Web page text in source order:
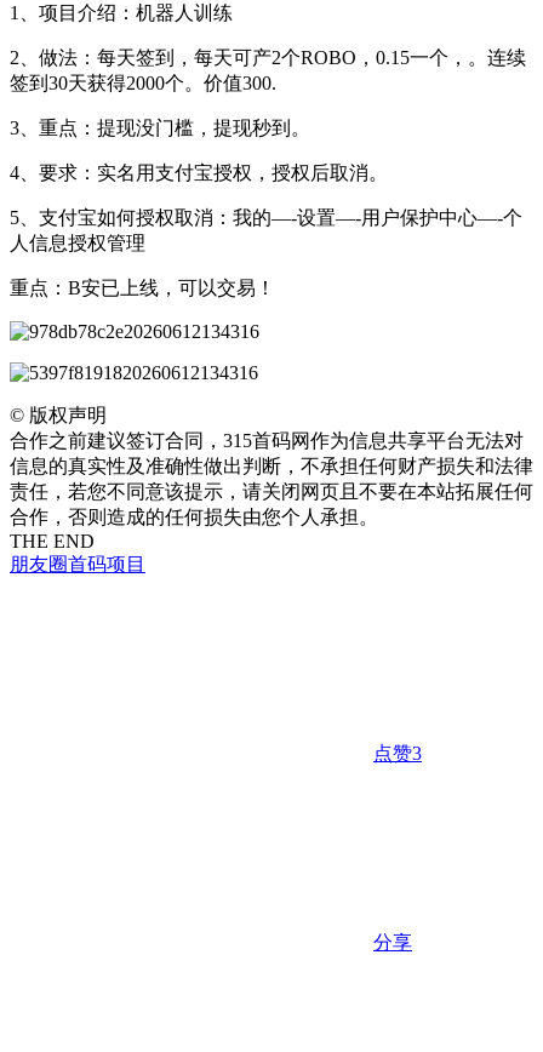
1、项目介绍：机器人训练
2、做法：每天签到，每天可产2个ROBO，0.15一个，。连续
签到30天获得2000个。价值300.
3、重点：提现没门槛，提现秒到。
4、要求：实名用支付宝授权，授权后取消。
5、支付宝如何授权取消：我的—-设置—-用户保护中心—-个
人信息授权管理
重点：B安已上线，可以交易！
© 版权声明
合作之前建议签订合同，315首码网作为信息共享平台无法对
信息的真实性及准确性做出判断，不承担任何财产损失和法律
责任，若您不同意该提示，请关闭网页且不要在本站拓展任何
合作，否则造成的任何损失由您个人承担。
THE END
朋友圈首码项目
点赞3
分享